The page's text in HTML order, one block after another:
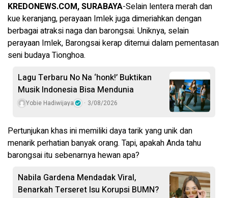
KREDONEWS.COM, SURABAYA-Selain lentera merah dan
kue keranjang, perayaan Imlek juga dimeriahkan dengan
berbagai atraksi naga dan barongsai. Uniknya, selain
perayaan Imlek, Barongsai kerap ditemui dalam pementasan
seni budaya Tionghoa.
Lagu Terbaru No Na ‘honk!’ Buktikan
Musik Indonesia Bisa Mendunia
Yobie Hadiwijaya 3/08/2026
Pertunjukan khas ini memiliki daya tarik yang unik dan
menarik perhatian banyak orang. Tapi, apakah Anda tahu
barongsai itu sebenarnya hewan apa?
Nabila Gardena Mendadak Viral,
Benarkah Terseret Isu Korupsi BUMN?